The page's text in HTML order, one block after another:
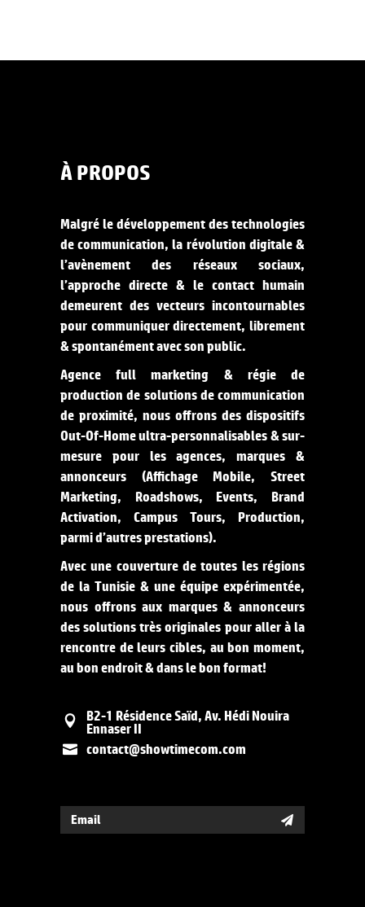
À PROPOS
Malgré le développement des technologies
de communication, la révolution digitale &
l’avènement des réseaux sociaux,
l’approche directe & le contact humain
demeurent des vecteurs incontournables
pour communiquer directement, librement
& spontanément avec son public.
Agence full marketing & régie de
production de solutions de communication
de proximité, nous offrons des dispositifs
Out-Of-Home ultra-personnalisables & sur-
mesure pour les agences, marques &
annonceurs (Affichage Mobile, Street
Marketing, Roadshows, Events, Brand
Activation, Campus Tours, Production,
parmi d’autres prestations).
Avec une couverture de toutes les régions
de la Tunisie & une équipe expérimentée,
nous offrons aux marques & annonceurs
des solutions très originales pour aller à la
rencontre de leurs cibles, au bon moment,
au bon endroit & dans le bon format!
B2-1 Résidence Saïd, Av. Hédi Nouira
Ennaser II
contact@showtimecom.com